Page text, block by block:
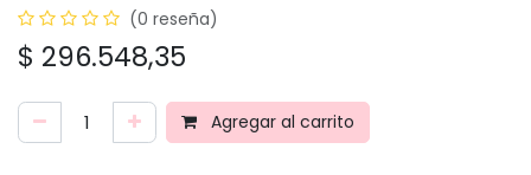
(0 reseña)
$ 296.548,35
Agregar al carrito